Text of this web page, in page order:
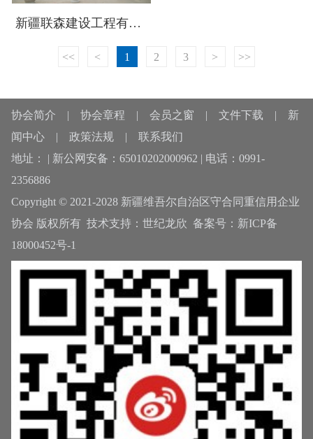
新疆联森建设工程有限公司
<< < 1 2 3 > >>
协会简介 | 协会章程 | 会员之窗 | 文件下载 | 新
闻中心| 政策法规| 联系我们
地址： | 新公网安备：65010202000962 | 电话：0991-
2356886
Copyright © 2021-2028 新疆维吾尔自治区守合同重信用企业
协会 版权所有 技术支持： 世纪龙欣 备案号： 新ICP备
18000452号-1